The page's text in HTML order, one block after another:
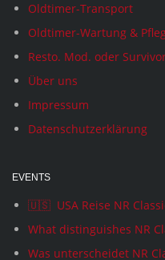
Oldtimer-Transport
Oldtimer-Wartung &
Resto. Mod. oder
Über uns
Impressum
Datenschutzerklärung
EVENTS
🇺🇸 USA Reise NR
What distinguishes NR
Was unterscheidet NR